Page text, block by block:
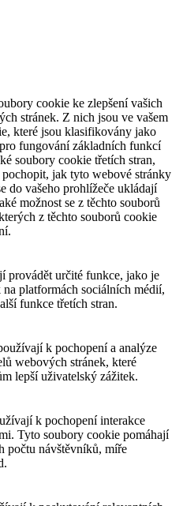
cookie ke zlepšení vašich
stránek. Z nich jsou ve vašem
které jsou klasifikovány jako
fungování základních funkcí
soubory cookie třetích stran,
jak tyto webové stránky
do vašeho prohlížeče ukládají
možnost se z těchto souborů
z těchto souborů cookie
provádět určité funkce, jako je
platformách sociálních médií,
funkce třetích stran.
k pochopení a analýze
webových stránek, které
lepší uživatelský zážitek.
k pochopení interakce
Tyto soubory cookie pomáhají
počtu návštěvníků, míře